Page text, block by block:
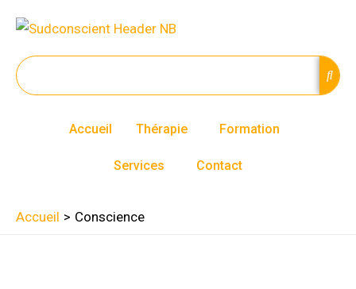
contenu
Accueil Thérapie Formation
Services Contact
Accueil Conscience